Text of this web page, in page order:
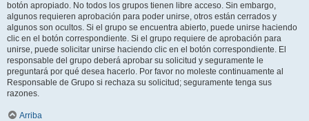
botón apropiado. No todos los grupos tienen libre acceso. Sin embargo,
algunos requieren aprobación para poder unirse, otros están cerrados y
algunos son ocultos. Si el grupo se encuentra abierto, puede unirse haciendo
clic en el botón correspondiente. Si el grupo requiere de aprobación para
unirse, puede solicitar unirse haciendo clic en el botón correspondiente. El
responsable del grupo deberá aprobar su solicitud y seguramente le
preguntará por qué desea hacerlo. Por favor no moleste continuamente al
Responsable de Grupo si rechaza su solicitud; seguramente tenga sus
razones.
Arriba